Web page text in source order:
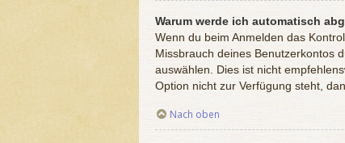
Warum werde ich automatisch
Wenn du beim Anmelden das
Missbrauch deines Benutzerkontos
auswählen. Dies ist nicht
Option nicht zur Verfügung steht,
Nach oben